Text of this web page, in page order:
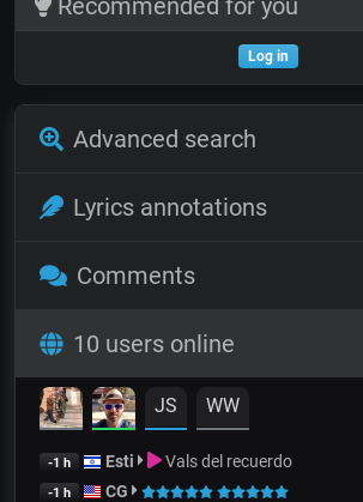
Log in
Advanced search
Lyrics annotations
Comments
10 users online
JS WW
-1 h Esti Vals del recuerdo
-1 h CG